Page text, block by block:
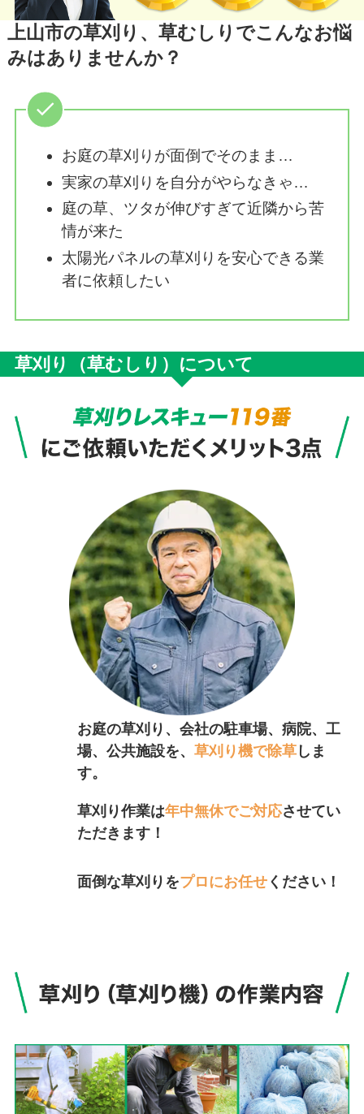
上山市の草刈り、草むしりでこんなお悩
みはありませんか？
お庭の草刈りが面倒でそのまま…
実家の草刈りを自分がやらなきゃ…
庭の草、ツタが伸びすぎて近隣から苦
情が来た
太陽光パネルの草刈りを安心できる業
者に依頼したい
草刈り（草むしり）について
お庭の草刈り、会社の駐車場、病院、工
場、公共施設を、草刈り機で除草 しま
す。
草刈り作業は年中無休でご対応させてい
ただきます！
面倒な草刈りをプロにお任せ ください！